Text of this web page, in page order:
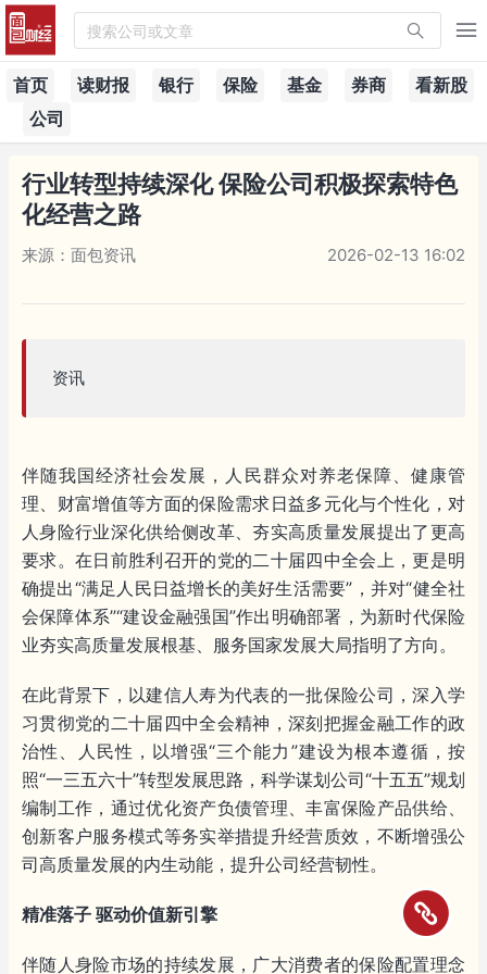
搜索公司或文章
首页 读财报 银行 保险 基金 券商
看新股
公司
行业转型持续深化 保险公司积极探索特色
化经营之路
来源：面包资讯 2026-02-13 16:02
资讯
伴随我国经济社会发展，人民群众对养老保障、健康管
理、财富增值等方面的保险需求日益多元化与个性化，对
人身险行业深化供给侧改革、夯实高质量发展提出了更高
要求。在日前胜利召开的党的二十届四中全会上，更是明
确提出“满足人民日益增长的美好生活需要”，并对“健全社
会保障体系”“建设金融强国”作出明确部署，为新时代保险
业夯实高质量发展根基、服务国家发展大局指明了方向。
在此背景下，以建信人寿为代表的一批保险公司，深入学
习贯彻党的二十届四中全会精神，深刻把握金融工作的政
治性、人民性，以增强“三个能力”建设为根本遵循，按
照“一三五六十”转型发展思路，科学谋划公司“十五五”规划
编制工作，通过优化资产负债管理、丰富保险产品供给、
创新客户服务模式等务实举措提升经营质效，不断增强公
司高质量发展的内生动能，提升公司经营韧性。
精准落子 驱动价值新引擎
伴随人身险市场的持续发展，广大消费者的保险配置理念